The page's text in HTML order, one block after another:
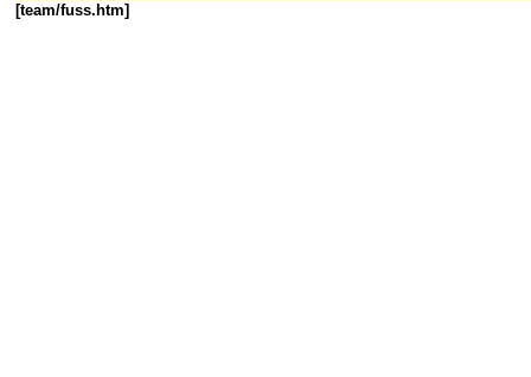
[team/fuss.htm]